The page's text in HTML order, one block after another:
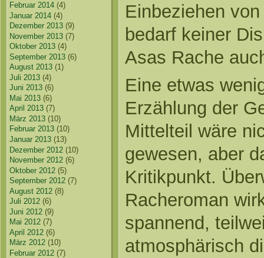
Februar 2014 (4)
Januar 2014 (4)
Dezember 2013 (9)
November 2013 (7)
Oktober 2013 (4)
September 2013 (6)
August 2013 (1)
Juli 2013 (4)
Juni 2013 (6)
Mai 2013 (6)
April 2013 (7)
März 2013 (10)
Februar 2013 (10)
Januar 2013 (13)
Dezember 2012 (10)
November 2012 (6)
Oktober 2012 (5)
September 2012 (7)
August 2012 (8)
Juli 2012 (6)
Juni 2012 (9)
Mai 2012 (7)
April 2012 (6)
März 2012 (10)
Februar 2012 (7)
Einbeziehen
bedarf keiner
Asas Rache
Eine etwas
Erzählung der
Mittelteil wäre
gewesen, aber
Kritikpunkt.
Racheroman
spannend,
atmosphärisch